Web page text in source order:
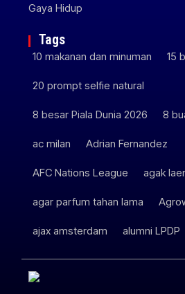
Gaya Hidup
Tags
10 makanan dan minuman 15
20 prompt selfie natural
8 besar Piala Dunia 2026 8
ac milan Adrian Fernandez
AFC Nations League agak
agar parfum tahan lama
ajax amsterdam alumni LPDP